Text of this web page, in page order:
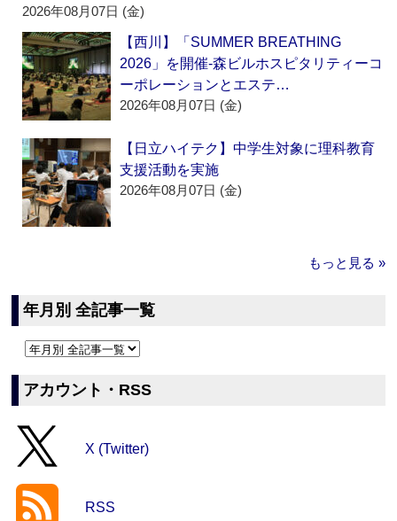
2026年08月07日 (金)
【西川】「SUMMER BREATHING
2026」を開催‐森ビルホスピタリティーコ
ーポレーションとエステ…
2026年08月07日 (金)
【日立ハイテク】中学生対象に理科教育
支援活動を実施
2026年08月07日 (金)
もっと見る »
年月別 全記事一覧
アカウント・RSS
X (Twitter)
RSS